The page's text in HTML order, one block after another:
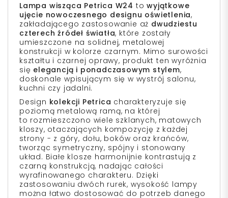
Lampa wisząca Petrica W24 towyjątkowe
ujęcie nowoczesnego designu oświetlenia,
zakładającego zastosowanie aż dwudziestu
czterech źródeł światła, które zostały
umieszczone na solidnej, metalowej
konstrukcji w kolorze czarnym. Mimo surowości
kształtu i czarnej oprawy, produkt ten wyróżnia
się elegancją i ponadczasowym stylem,
doskonale wpisującym się w wystrój salonu,
kuchni czy jadalni.
Design kolekcji Petrica charakteryzuje się
poziomą metalową ramą, na której
to rozmieszczono wiele szklanych, matowych
kloszy, otaczających kompozycję z każdej
strony - z góry, dołu, boków oraz krańców,
tworząc symetryczny, spójny i stonowany
układ. Białe klosze harmonijnie kontrastują z
czarną konstrukcją, nadając całości
wyrafinowanego charakteru. Dzięki
zastosowaniu dwóch rurek, wysokość lampy
można łatwo dostosować do potrzeb danego